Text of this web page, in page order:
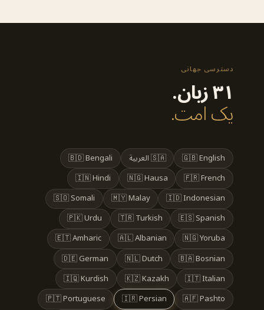
دسترسی جهانی
۳۱ زبان.
یک امت.
🇬🇧 English 🇸🇦 العربية
🇧🇩 Bengali
🇫🇷 French
🇳🇬 Hausa
🇮🇳 Hindi
🇮🇩 Indonesian
🇲🇾 Malay
🇸🇴 Somali
🇪🇸 Spanish
🇹🇷 Turkish
🇵🇰 Urdu
🇳🇬 Yoruba
🇦🇱 Albanian
🇪🇹 Amharic
🇧🇦 Bosnian
🇳🇱 Dutch
🇩🇪 German
🇮🇹 Italian
🇰🇿 Kazakh
🇮🇶 Kurdish
🇦🇫 Pashto
🇮🇷 Persian
🇵🇹 Portuguese